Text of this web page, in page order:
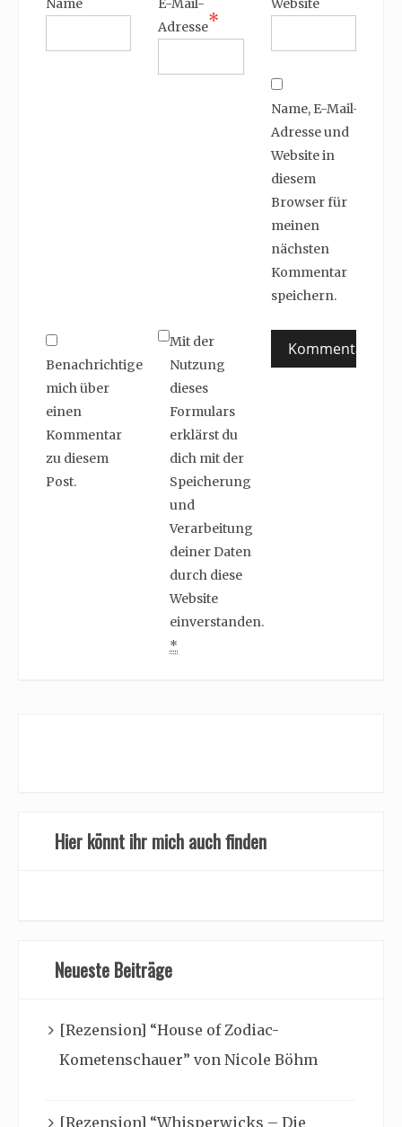
Name
E-Mail-
Adresse*
Website
Name, E-Mail-
Adresse und
Website in
diesem
Browser für
meinen
nächsten
Kommentar
speichern.
Benachrichtige
mich über
einen
Kommentar
zu diesem
Post.
Mit der
Nutzung
dieses
Formulars
erklärst du
dich mit der
Speicherung
und
Verarbeitung
deiner Daten
durch diese
Website
einverstanden.
*
Hier könnt ihr mich auch finden
Neueste Beiträge
[Rezension] “House of Zodiac-
Kometenschauer” von Nicole Böhm
[Rezension] “Whisperwicks – Die